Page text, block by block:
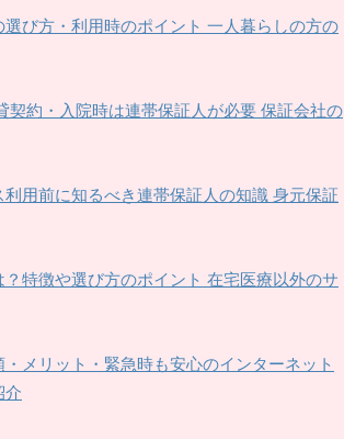
選び方・利用時のポイント 一人暮らしの方の
約・入院時は連帯保証人が必要 保証会社の
用前に知るべき連帯保証人の知識 身元保証
特徴や選び方のポイント 在宅医療以外のサ
メリット・緊急時も安心のインターネット
介